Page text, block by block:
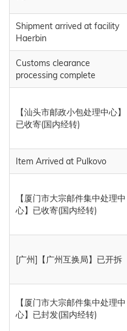
Shipment arrived at facility
Haerbin
Customs clearance
processing complete
【汕头市邮政小包处理中心】
已收寄(国内经转)
Item Arrived at Pulkovo
【厦门市大宗邮件集中处理中
心】已收寄(国内经转)
[广州]【广州互换局】已开拆
【厦门市大宗邮件集中处理中
心】已封发(国内经转)